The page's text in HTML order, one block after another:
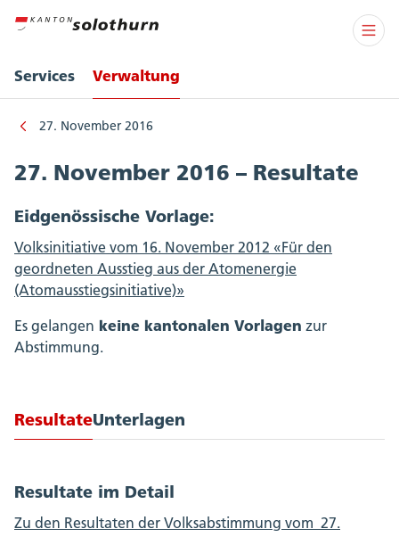
Services Verwaltung
27. November 2016
27. November 2016 – Resultate
Eidgenössische Vorlage:
Volksinitiative vom 16. November 2012 «Für den
geordneten Ausstieg aus der Atomenergie
(Atomausstiegsinitiative)»
Es gelangen keine kantonalen Vorlagen zur
Abstimmung.
ResultateUnterlagen
Resultate im Detail
Zu den Resultaten der Volksabstimmung vom 27.